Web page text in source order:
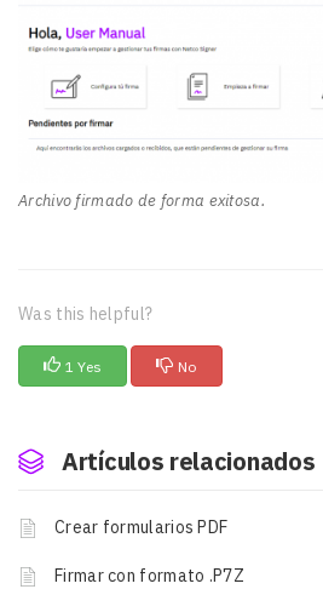
Archivo firmado de forma exitosa.
Was this helpful?
1 Yes No
Artículos relacionados
Crear formularios PDF
Firmar con formato .P7Z